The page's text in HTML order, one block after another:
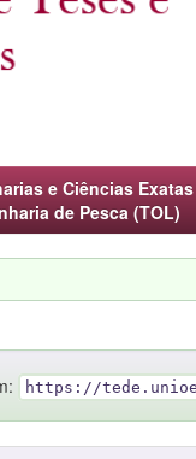
e Ciências Exatas
de Pesca (TOL)
https://